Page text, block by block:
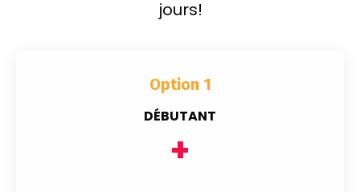
jours!
Option 1
DÉBUTANT
+